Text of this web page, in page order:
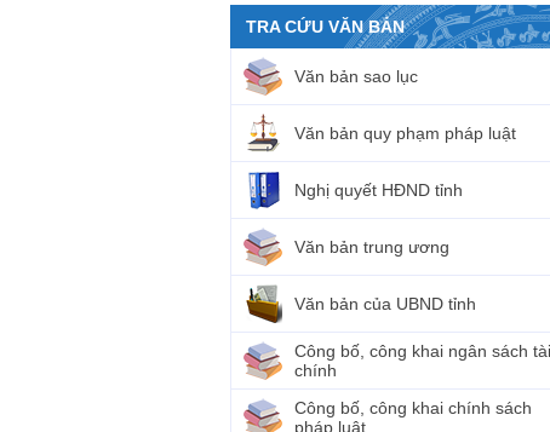
TRA CỨU VĂN BẢN
Văn bản sao lục
Văn bản quy phạm pháp luật
Nghị quyết HĐND tỉnh
Văn bản trung ương
Văn bản của UBND tỉnh
Công bố, công khai ngân sách tài
chính
Công bố, công khai chính sách
pháp luật